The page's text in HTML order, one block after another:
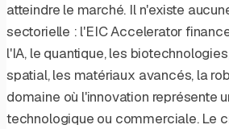
atteindre le marché. Il n'existe
sectorielle : l'EIC Accelerator
l'IA, le quantique, les
spatial, les matériaux avancés, la
domaine où l'innovation représente
technologique ou commerciale. Le